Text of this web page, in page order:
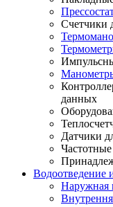
Счетчики
данных
Датчики
Частотные
Водоотведение
Наружная